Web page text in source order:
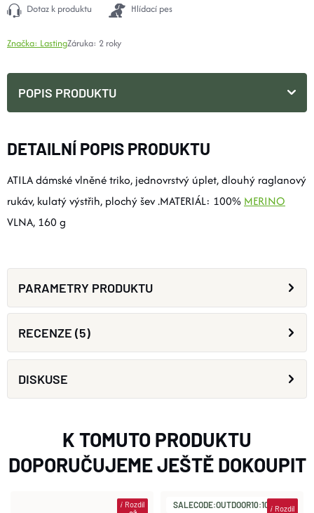
Dotaz k produktu Hlídací pes
Značka: LastingZáruka: 2 roky
POPIS PRODUKTU
DETAILNÍ POPIS PRODUKTU
ATILA dámské vlněné triko, jednovrstvý úplet, dlouhý raglanový
rukáv, kulatý výstřih, plochý šev .MATERIÁL: 100% MERINO
VLNA, 160 g
PARAMETRY PRODUKTU
RECENZE (5)
DISKUSE
K TOMUTO PRODUKTU
DOPORUČUJEME JEŠTĚ DOKOUPIT
iRozdíl SALECODE:OUTDOOR10:10:%
iRozdíl